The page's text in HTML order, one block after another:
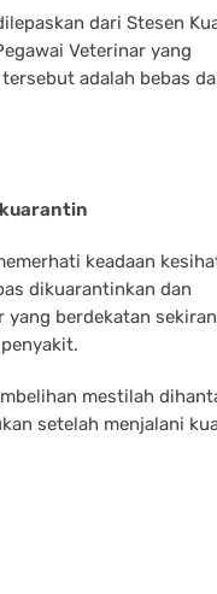
dari Stesen
Veterinar yang
adalah bebas
keadaan
dikuarantinkan dan
yang berdekatan
mestilah
setelah menjalani